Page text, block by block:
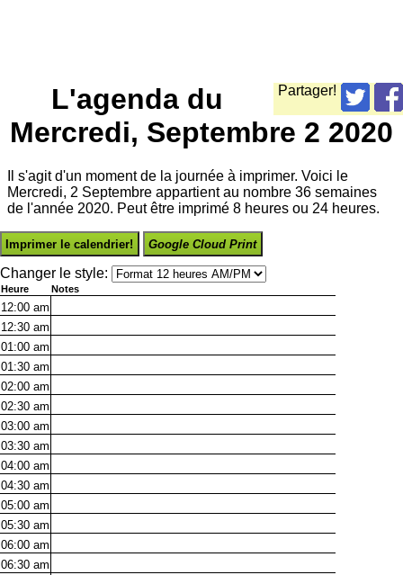
Partager!
L'agenda du
Mercredi, Septembre 2 2020
Il s'agit d'un moment de la journée à imprimer. Voici le
Mercredi, 2 Septembre appartient au nombre 36 semaines
de l'année 2020. Peut être imprimé 8 heures ou 24 heures.
Imprimer le calendrier! Google Cloud Print
Changer le style:
Heure Notes
12:00 am
12:30 am
01:00 am
01:30 am
02:00 am
02:30 am
03:00 am
03:30 am
04:00 am
04:30 am
05:00 am
05:30 am
06:00 am
06:30 am